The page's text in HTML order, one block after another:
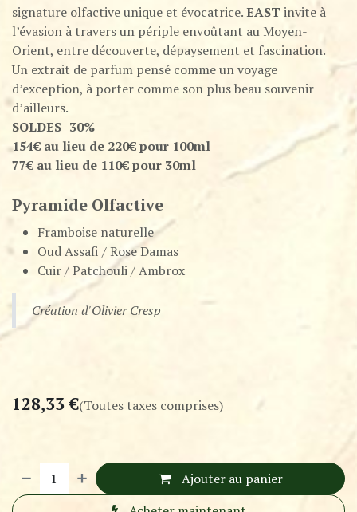
signature olfactive unique et évocatrice.EASTinvite à
l’évasion à travers un périple envoûtant au Moyen-
Orient, entre découverte, dépaysement et fascination.
Un extrait de parfum pensé comme un voyage
d’exception, à porter comme son plus beau souvenir
d’ailleurs.
SOLDES -30%
154€ au lieu de 220€ pour 100ml
77€ au lieu de 110€ pour 30ml
Pyramide Olfactive
Framboise naturelle
Oud Assafi / Rose Damas
Cuir / Patchouli / Ambrox
Création d'Olivier Cresp
128,33€(Toutes taxes comprises)
Ajouter au panier